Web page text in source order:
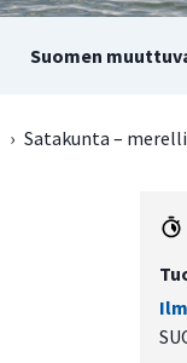
Suomen
› Satakunta –